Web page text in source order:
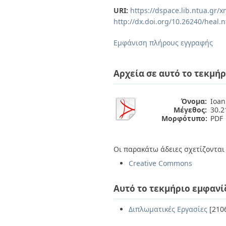
URI: https://dspace.lib.ntua.gr/
http://dx.doi.org/10.26240/
Εμφάνιση πλήρους εγγραφής
Αρχεία σε αυτό το
Όνομα:
Μέγεθος:
Μορφότυπο: PDF
Οι παρακάτω άδειες
Creative Commons
Αυτό το τεκμήριο
Διπλωματικές Εργασίες